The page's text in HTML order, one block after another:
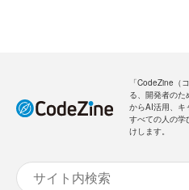
「CodeZine（
る、開発者のた
からAI活用、キ
すべての人の学
けします。